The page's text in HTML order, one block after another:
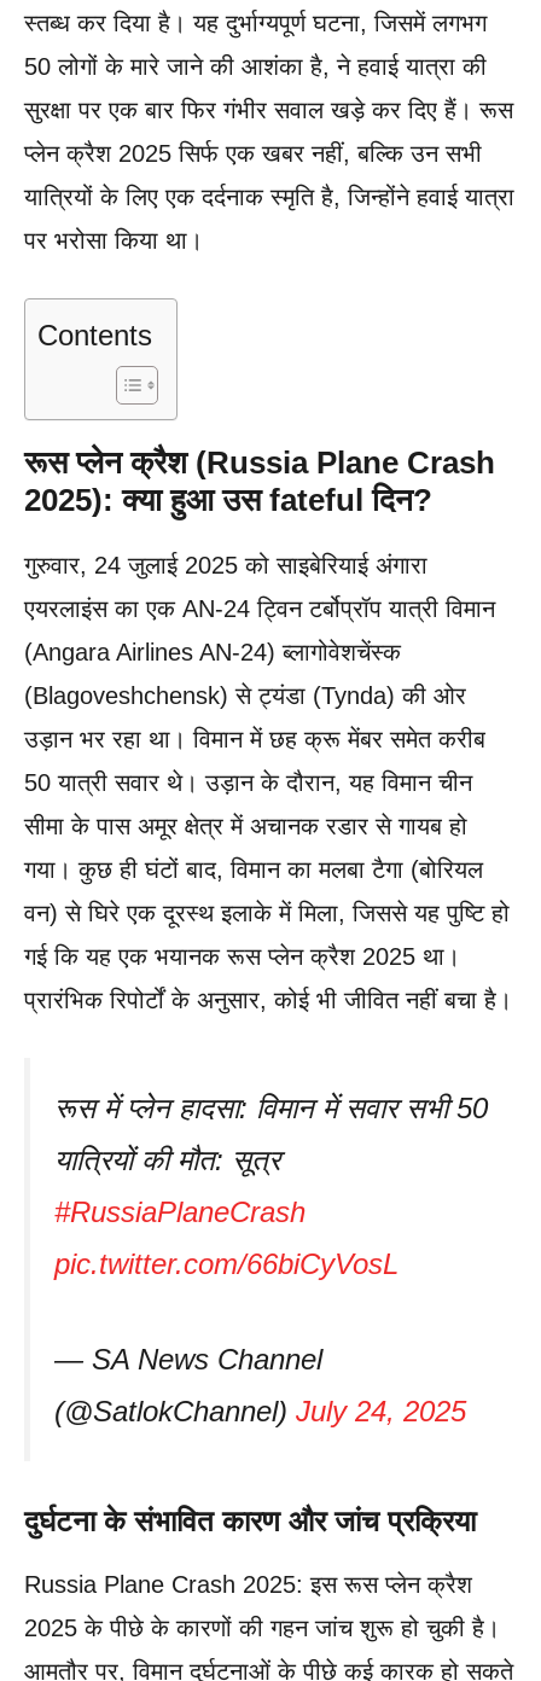
स्तब्ध कर दिया है। यह दुर्भाग्यपूर्ण घटना, जिसमें लगभग
50 लोगों के मारे जाने की आशंका है, ने हवाई यात्रा की
सुरक्षा पर एक बार फिर गंभीर सवाल खड़े कर दिए हैं। रूस
प्लेन क्रैश 2025 सिर्फ एक खबर नहीं, बल्कि उन सभी
यात्रियों के लिए एक दर्दनाक स्मृति है, जिन्होंने हवाई यात्रा
पर भरोसा किया था।
Contents
रूस प्लेन क्रैश (Russia Plane Crash
2025): क्या हुआ उस fateful दिन?
गुरुवार, 24 जुलाई 2025 को साइबेरियाई अंगारा
एयरलाइंस का एक AN-24 ट्विन टर्बोप्रॉप यात्री विमान
(Angara Airlines AN-24) ब्लागोवेशचेंस्क
(Blagoveshchensk) से ट्यंडा (Tynda) की ओर
उड़ान भर रहा था। विमान में छह क्रू मेंबर समेत करीब
50 यात्री सवार थे। उड़ान के दौरान, यह विमान चीन
सीमा के पास अमूर क्षेत्र में अचानक रडार से गायब हो
गया। कुछ ही घंटों बाद, विमान का मलबा टैगा (बोरियल
वन) से घिरे एक दूरस्थ इलाके में मिला, जिससे यह पुष्टि हो
गई कि यह एक भयानक रूस प्लेन क्रैश 2025 था।
प्रारंभिक रिपोर्टों के अनुसार, कोई भी जीवित नहीं बचा है।
रूस में प्लेन हादसा: विमान में सवार सभी 50
यात्रियों की मौत: सूत्र
#RussiaPlaneCrash
pic.twitter.com/66biCyVosL
— SA News Channel
(@SatlokChannel) July 24, 2025
दुर्घटना के संभावित कारण और जांच प्रक्रिया
Russia Plane Crash 2025: इस रूस प्लेन क्रैश
2025 के पीछे के कारणों की गहन जांच शुरू हो चुकी है।
आमतौर पर, विमान दुर्घटनाओं के पीछे कई कारक हो सकते